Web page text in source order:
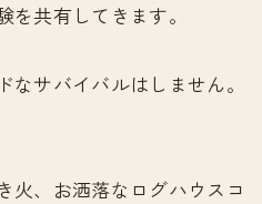
共有してきます。
なサバイバルはしません。
火、お洒落なログハウスコ